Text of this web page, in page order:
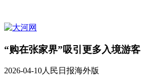
“购在张家界”吸引更多入境游客
2026-04-10人民日报海外版